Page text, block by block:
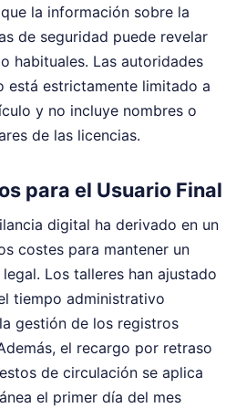
la información sobre la
de seguridad puede revelar
habituales. Las autoridades
está estrictamente limitado a
y no incluye nombres o
de las licencias.
para el Usuario Final
digital ha derivado en un
costes para mantener un
Los talleres han ajustado
tiempo administrativo
gestión de los registros
el recargo por retraso
de circulación se aplica
el primer día del mes